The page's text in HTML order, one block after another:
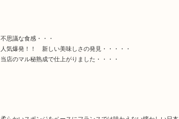
不思議な食感・・・
人気爆発！！ 新しい美味しさの発見・・・・・
当店のマル秘熟成で仕上がりました・・・・